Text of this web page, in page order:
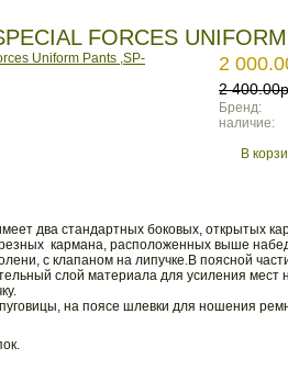
FORCES
2
2
Бренд:
наличие:
В
два стандартных боковых, открытых
кармана, расположенных выше
с клапаном на липучке.В поясной
слой материала для усиления мест
на поясе шлевки для ношения